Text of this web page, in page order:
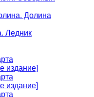
Долина
Ледник
издание]
издание]